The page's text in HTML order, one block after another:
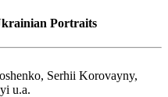
Portraits
Serhii Korovayny,
u.a.